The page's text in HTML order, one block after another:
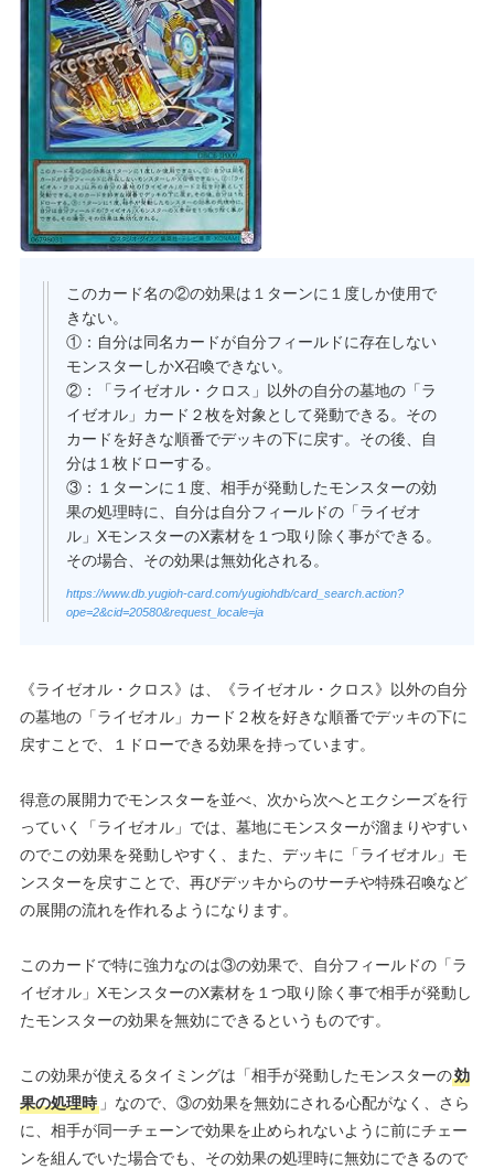
このカード名の②の効果は１ターンに１度しか使用で
きない。
①：自分は同名カードが自分フィールドに存在しない
モンスターしかX召喚できない。
②：「ライゼオル・クロス」以外の自分の墓地の「ラ
イゼオル」カード２枚を対象として発動できる。その
カードを好きな順番でデッキの下に戻す。その後、自
分は１枚ドローする。
③：１ターンに１度、相手が発動したモンスターの効
果の処理時に、自分は自分フィールドの「ライゼオ
ル」XモンスターのX素材を１つ取り除く事ができる。
その場合、その効果は無効化される。
https://www.db.yugioh-card.com/yugiohdb/card_search.action?
ope=2&cid=20580&request_locale=ja
《ライゼオル・クロス》は、《ライゼオル・クロス》以外の自分
の墓地の「ライゼオル」カード２枚を好きな順番でデッキの下に
戻すことで、１ドローできる効果を持っています。
得意の展開力でモンスターを並べ、次から次へとエクシーズを行
っていく「ライゼオル」では、墓地にモンスターが溜まりやすい
のでこの効果を発動しやすく、また、デッキに「ライゼオル」モ
ンスターを戻すことで、再びデッキからのサーチや特殊召喚など
の展開の流れを作れるようになります。
このカードで特に強力なのは③の効果で、自分フィールドの「ラ
イゼオル」XモンスターのX素材を１つ取り除く事で相手が発動し
たモンスターの効果を無効にできるというものです。
この効果が使えるタイミングは「相手が発動したモンスターの効
果の処理時」なので、③の効果を無効にされる心配がなく、さら
に、相手が同一チェーンで効果を止められないように前にチェー
ンを組んでいた場合でも、その効果の処理時に無効にできるので